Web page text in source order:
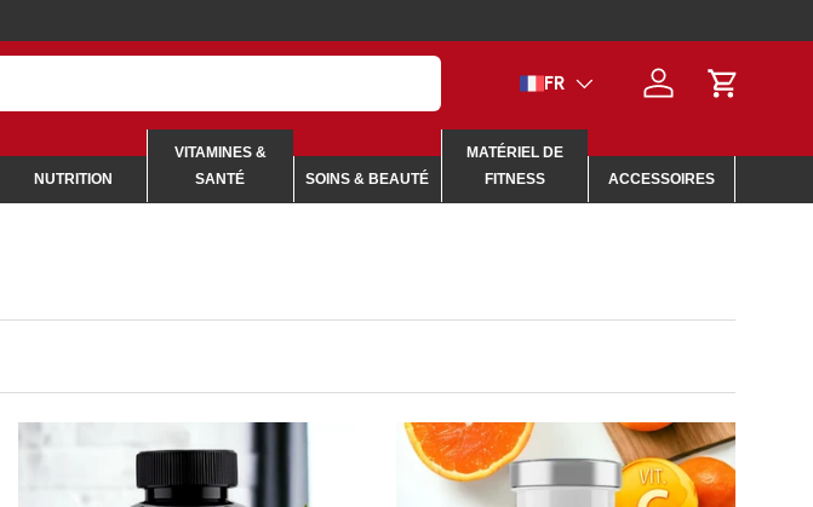
Langue
FR
Se connecter
Panier
NUTRITION
VITAMINES &
SANTÉ
SOINS & BEAUTÉ
MATÉRIEL DE
FITNESS
ACCESSOIRES
CHOISIR LES OPTIONS CHOISIR LES OPTIONS